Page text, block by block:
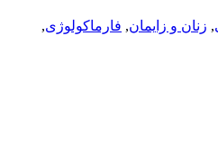
زنان و زایمان,فارماکولوژی ,